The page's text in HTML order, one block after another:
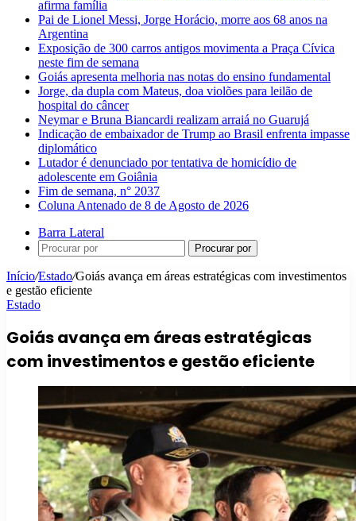
afirma família
Pai de Lionel Messi, Jorge Horácio, morre aos 68 anos na
Argentina
Exposição de 300 carros antigos movimenta a Praça Cívica
neste fim de semana
Goiás apresenta melhoria nas notas do ensino fundamental
Jorge, da dupla com Mateus, doa violões para leilão de
hospital do câncer
Neymar e Bruna Biancardi realizam arraiá no Guarujá
Indicação de embaixador de Trump ao Brasil enfrenta impasse
diplomático
Lutador é denunciado por tentativa de homicídio de
adolescente em Goiânia
Fim de semana, n° 2037
Coluna Antenado de 8 de Agosto de 2026
Barra Lateral
Procurar por
Início/Estado/Goiás avança em áreas estratégicas com investimentos
e gestão eficiente
Estado
Goiás avança em áreas estratégicas
com investimentos e gestão eficiente